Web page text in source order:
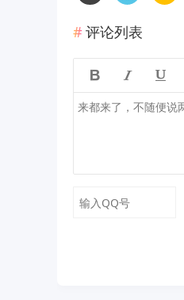
评论列表
  